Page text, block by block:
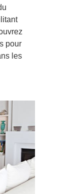
pour
les